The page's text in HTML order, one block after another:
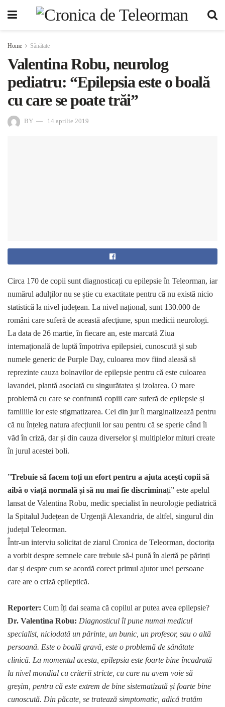
Home Sănătate
Valentina Robu, neurolog
pediatru: “Epilepsia este o boală
cu care se poate trăi”
BY 14 aprilie 2019
Circa 170 de copii sunt diagnosticați cu epilepsie în Teleorman, iar
numărul adulților nu se știe cu exactitate pentru că nu există nicio
statistică la nivel județean. La nivel național, sunt 130.000 de
români care suferă de această afecţiune, spun medicii neurologi.
La data de 26 martie, în fiecare an, este marcată Ziua
internațională de luptă împotriva epilepsiei, cunoscută şi sub
numele generic de Purple Day, culoarea mov fiind aleasă să
reprezinte cauza bolnavilor de epilepsie pentru că este culoarea
lavandei, plantă asociată cu singurătatea și izolarea. O mare
problemă cu care se confruntă copiii care suferă de epilepsie și
familiile lor este stigmatizarea. Cei din jur îi marginalizează pentru
că nu înțeleg natura afecțiunii lor sau pentru că se sperie când îi
văd în criză, dar și din cauza diverselor și multiplelor mituri create
în jurul acestei boli.
”Trebuie să facem toți un efort pentru a ajuta acești copii să
aibă o viață normală și să nu mai fie discriminați” este apelul
lansat de Valentina Robu, medic specialist în neurologie pediatrică
la Spitalul Județean de Urgență Alexandria, de altfel, singurul din
județul Teleorman.
Într-un interviu solicitat de ziarul Cronica de Teleorman, doctorița
a vorbit despre semnele care trebuie să-i pună în alertă pe părinți
dar și despre cum se acordă corect primul ajutor unei persoane
care are o criză epileptică.
Reporter: Cum îți dai seama că copilul ar putea avea epilepsie?
Dr. Valentina Robu: Diagnosticul îl pune numai medicul
specialist, niciodată un părinte, un bunic, un profesor, sau o altă
persoană. Este o boală gravă, este o problemă de sănătate
clinică. La momentul acesta, epilepsia este foarte bine încadrată
la nivel mondial cu criterii stricte, cu care nu avem voie să
greșim, pentru că este extrem de bine sistematizată și foarte bine
cunoscută. Din păcate, se tratează simptomatic, adică tratăm